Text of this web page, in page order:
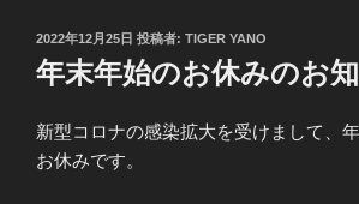
投
稿
日:
2022年12月25日 投稿者: TIGER YANO
年末年始のお休みのお
新型コロナの感染拡大を受けまして、
お休みです。